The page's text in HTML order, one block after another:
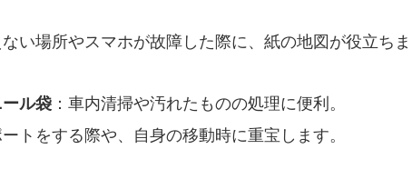
ない場所やスマホが故障した際に、紙の地図が役立ちま
ル袋：車内清掃や汚れたものの処理に便利。
トをする際や、自身の移動時に重宝します。